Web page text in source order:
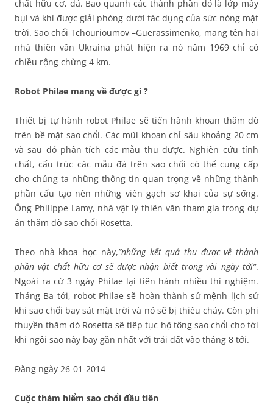
chất hữu cơ, đá. Bao quanh các thành phần đó là lớp mây
bụi và khí được giải phóng dưới tác dụng của sức nóng mặt
trời. Sao chổi Tchourioumov –Guerassimenko, mang tên hai
nhà thiên văn Ukraina phát hiện ra nó năm 1969 chỉ có
chiều rộng chừng 4 km.
Robot Philae mang về được gì ?
Thiết bị tự hành robot Philae sẽ tiến hành khoan thăm dò
trên bề mặt sao chổi. Các mũi khoan chỉ sâu khoảng 20 cm
và sau đó phân tích các mẫu thu được. Nghiên cứu tính
chất, cấu trúc các mẫu đá trên sao chổi có thể cung cấp
cho chúng ta những thông tin quan trọng về những thành
phần cấu tạo nên những viên gạch sơ khai của sự sống.
Ông Philippe Lamy, nhà vật lý thiên văn tham gia trong dự
án thăm dò sao chổi Rosetta.
Theo nhà khoa học này,”những kết quả thu được về thành
phần vật chất hữu cơ sẽ được nhận biết trong vài ngày tới”.
Ngoài ra cứ 3 ngày Philae lại tiến hành nhiều thí nghiệm.
Tháng Ba tới, robot Philae sẽ hoàn thành sứ mệnh lịch sử
khi sao chổi bay sát mặt trời và nó sẽ bị thiêu cháy. Còn phi
thuyền thăm dò Rosetta sẽ tiếp tục hộ tống sao chổi cho tới
khi ngôi sao này bay gần nhất với trái đất vào tháng 8 tới.
Đăng ngày 26-01-2014
Cuộc thám hiểm sao chổi đầu tiên